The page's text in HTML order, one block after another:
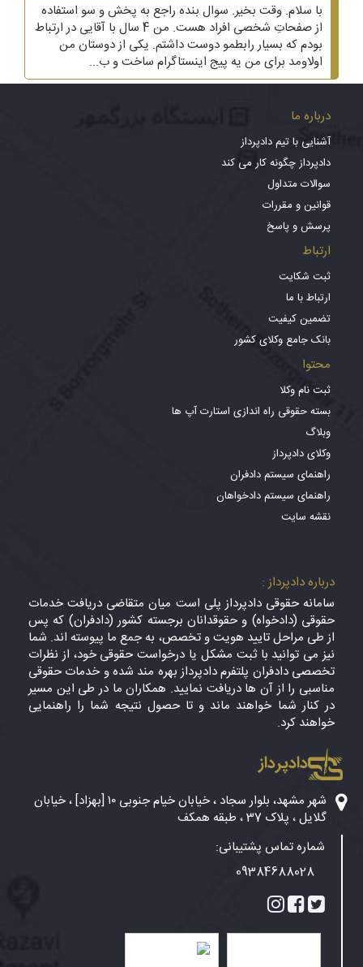
با سلام. وقت بخیر. سوال بنده راجع به پخش و سو استفاده
از صفحاتِ شخصی افراد هست. من 4 سال با آقایی در ارتباط
بودم که بسیار رابطمو دوست داشتم. یکی از دوستان من
اولاومد برای من یه پیج اینستاگرام ساخت و ب...
درباره ما
آشنایی با تیم دادپرداز
دادپرداز چگونه کار می کند
سوالات متداول
قوانین و مقررات
پرسش و پاسخ
ارتباط
ثبت شکایت
ارتباط با ما
تضمین کیفیت
بانک جامع وکلای کشور
محتوا
ثبت نام وکلا
بسته حقوقی راه اندازی استارت آپ ها
وبلاگ
وکلای دادپرداز
راهنمای سیستم دادفران
راهنمای سیستم دادخواهان
نقشه سایت
درباره دادپرداز :
سامانه حقوقی دادپرداز پلی است میان متقاضی دریافت خدمات
حقوقی (دادخواه) و حقوقدانان برجسته کشور (دادفران) که پس
از طی مراحل تایید هویت و تخصص، به جمع ما پیوسته اند. شما
نیز می توانید با ثبت مشکل یا درخواست حقوقی خود، از نظرات
تخصصی دادفران پلتفرم دادپرداز بهره مند شده و خدمات حقوقی
مناسبی را از آن ها دریافت نمایید. همکاران ما در طی این مسیر
در کنار شما خواهند ماند و تا حصول نتیجه شما را راهنمایی
خواهند کرد.
دادپرداز
شهر مشهد، بلوار سجاد ، خیابان خیام جنوبی ۱۰ [بهزاد] ، خیابان
گلایل ، پلاک 37 ، طبقه همکف
شماره تماس پشتیبانی:
09384688028